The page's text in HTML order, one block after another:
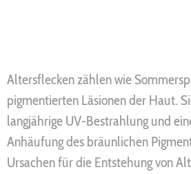
Altersflecken zählen wie
pigmentierten Läsionen der Haut.
langjährige UV-Bestrahlung und
Anhäufung des bräunlichen
Ursachen für die Entstehung von